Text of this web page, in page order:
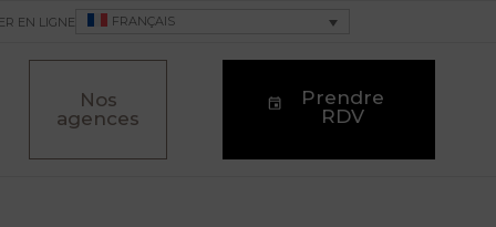
EN LIGNE FRANÇAIS
Nos
agences
Prendre
RDV